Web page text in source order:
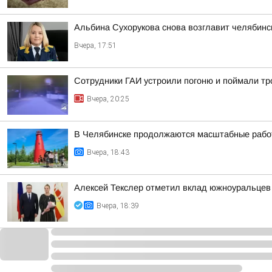
Альбина Сухорукова снова возглавит
Вчера, 17:51
Сотрудники ГАИ устроили погоню и поймали
Вчера, 20:25
В Челябинске продолжаются масштабные
Вчера, 18:43
Алексей Текслер отметил вклад южноуральцев
Вчера, 18:39